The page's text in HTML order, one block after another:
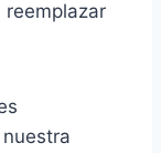
reemplazar